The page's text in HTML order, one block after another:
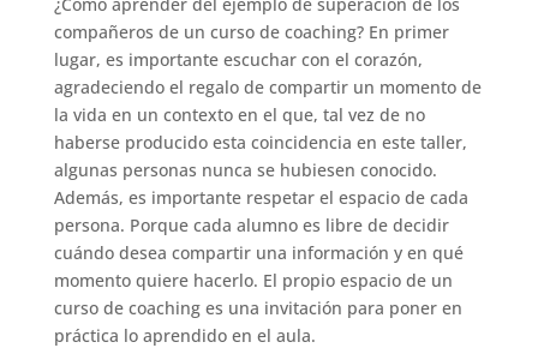
compañeros de un curso de coaching? En primer
lugar, es importante escuchar con el corazón,
agradeciendo el regalo de compartir un momento de
la vida en un contexto en el que, tal vez de no
haberse producido esta coincidencia en este taller,
algunas personas nunca se hubiesen conocido.
Además, es importante respetar el espacio de cada
persona. Porque cada alumno es libre de decidir
cuándo desea compartir una información y en qué
momento quiere hacerlo. El propio espacio de un
curso de coaching es una invitación para poner en
práctica lo aprendido en el aula.